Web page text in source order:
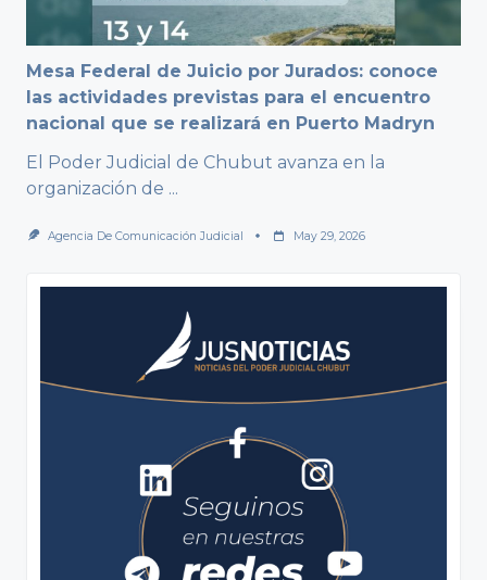
Mesa Federal de Juicio por Jurados: conoce
las actividades previstas para el encuentro
nacional que se realizará en Puerto Madryn
El Poder Judicial de Chubut avanza en la
organización de ...
Agencia De Comunicación Judicial May 29, 2026